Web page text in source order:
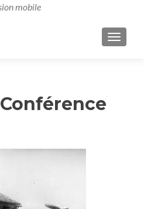
Conférence